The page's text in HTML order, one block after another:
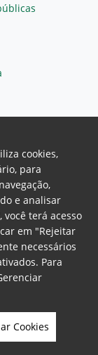
do Ceará
Av. Gen. Afonso
- CEP:
Brasil
Office 365
cookies,
para
e analisar
terá acesso
em "Rejeitar
necessários
Para
Cookies